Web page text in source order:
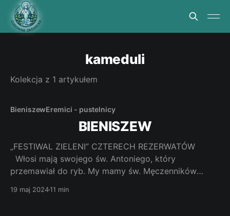
kameduli
Kolekcja z 1 artykułem
BieniszewEremici - pustelnicy
BIENISZEW
„FESTIWAL ZIELENI” CZTERECH REZERWATÓW
Włosi mają swojego św. Antoniego, który
przemawiał do ryb. My mamy św. Męczenników
Bożą obdarowywało rybami. Jak dotrzeć. Zbliżając
19 maj 202411 min